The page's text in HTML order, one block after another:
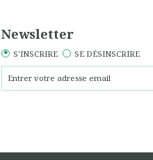
Newsletter
S'INSCRIRE SE DÉSINSCRIRE